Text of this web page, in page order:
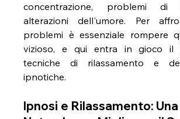
concentrazione, problemi di
alterazioni dell'umore. Per
problemi è essenziale rompere
vizioso, e qui entra in gioco il
tecniche di rilassamento e
ipnotiche.
Ipnosi e Rilassamento: